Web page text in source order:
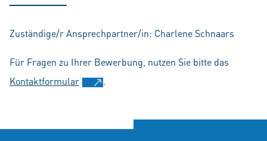
Zuständige/r Ansprechpartner/in: Charlene Schnaars
Für Fragen zu Ihrer Bewerbung, nutzen Sie bitte das
Kontaktformular
.